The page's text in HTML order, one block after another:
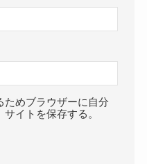
ためブラウザーに自分
イトを保存する。